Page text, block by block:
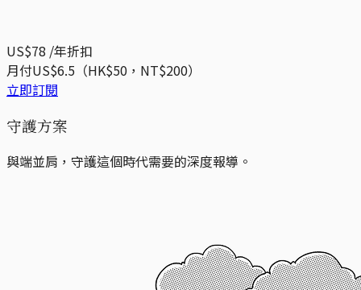
US$78 /年折扣
月付US$6.5（HK$50，NT$200）
立即訂閱
守護方案
與端並肩，守護這個時代需要的深度報導。